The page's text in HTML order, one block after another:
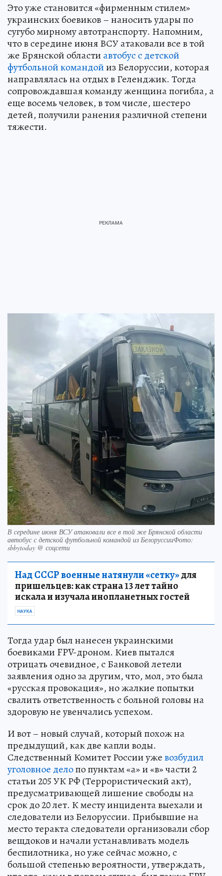
Это уже становится «фирменным стилем»
украинских боевиков – наносить удары по
сугубо мирному автотранспорту. Напомним,
что в середине июня ВСУ атаковали все в той
же Брянской области автобус с детской
футбольной командойиз Белоруссии, которая
направлялась на отдых в Геленджик. Тогда
сопровождавшая команду женщина погибла, а
еще восемь человек, в том числе, шестеро
детей, получили ранения различной степени
тяжести.
В середине июня ВСУ атаковали все в той же Брянской области
автобус с детской футбольной командой из БелоруссииФото:
sbbytoday @ соцсети
Над СССР военные натянули «сетку»для
пришельцев: как страна 13 лет тайно
искала и изучала инопланетных гостей
НАУКА
Тогда удар был нанесен украинскими
боевиками FPV-дроном. Киев пытался
отрицать очевидное, с Банковой летели
заявления одно за другим, что, мол, это была
«русская провокация», но жалкие попытки
свалить ответственность с больной головы на
здоровую не увенчались успехом.
И вот – новый случай, который похож на
предыдущий, как две капли воды.
Следственный Комитет России ужевозбудил
уголовное делопо пунктам «а» и «в» части 2
статьи 205 УК РФ (Террористический акт),
предусматривающей лишение свободы на
срок до 20 лет. К месту инцидента выехали и
следователи из Белоруссии. Прибывшие на
место теракта следователи организовали сбор
вещдоков и начали устанавливать модель
беспилотника, но уже сейчас можно, с
большой степенью вероятности, утверждать,